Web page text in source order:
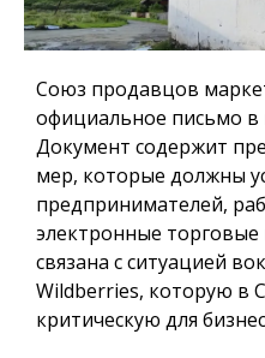
Союз продавцов
официальное письмо в
Документ содержит
мер, которые должны
предпринимателей,
электронные
связана с ситуацией
Wildberries, которую в
критическую для